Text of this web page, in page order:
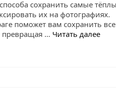
сохранить самые
их на фотографиях.
поможет вам сохранить все
… Читать далее